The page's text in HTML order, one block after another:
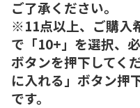
ご了承ください。
※11点以上、ご購入
で「10+」を選択、
ボタンを押下してく
に入れる」ボタン押
です。